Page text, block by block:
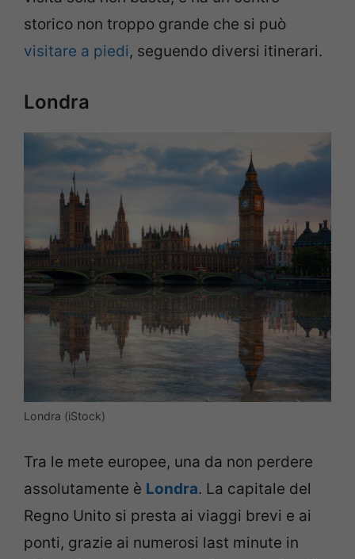
storico non troppo grande che si può
visitare a piedi, seguendo diversi itinerari.
Londra
Londra (iStock)
Tra le mete europee, una da non perdere
assolutamente è Londra. La capitale del
Regno Unito si presta ai viaggi brevi e ai
ponti, grazie ai numerosi last minute in